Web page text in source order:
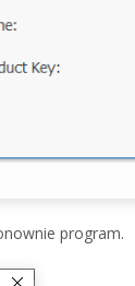
program.